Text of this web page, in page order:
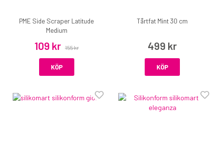
PME Side Scraper Latitude
Medium
109 kr 155 kr
KÖP
Tårtfat Mint 30 cm
499 kr
KÖP